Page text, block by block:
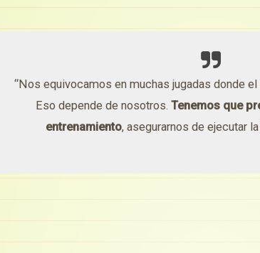
“Nos equivocamos en muchas jugadas donde
Eso depende de nosotros.Tenemos que
entrenamiento, asegurarnos de ejecutar